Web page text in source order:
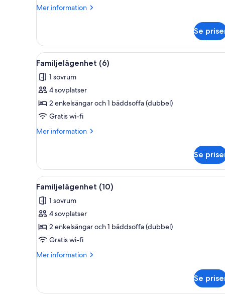
Mer information
Mer
(3)
Se
Öppna
alla
foton
för
Familjelägenhet
(6)
Ett modernt kök med en
5
Familjelägenhet (6)
1 sovrum
4 sovplatser
2 enkelsängar och 1 bäddsoffa (dubbel)
Gratis wi-fi
Mer information
Mer
(6)
Se
Öppna
alla
foton
för
Familjelägenhet
(10)
Ett sovrum med ett stort
7
Familjelägenhet (10)
1 sovrum
4 sovplatser
2 enkelsängar och 1 bäddsoffa (dubbel)
Gratis wi-fi
Mer information
Mer
(10)
Se